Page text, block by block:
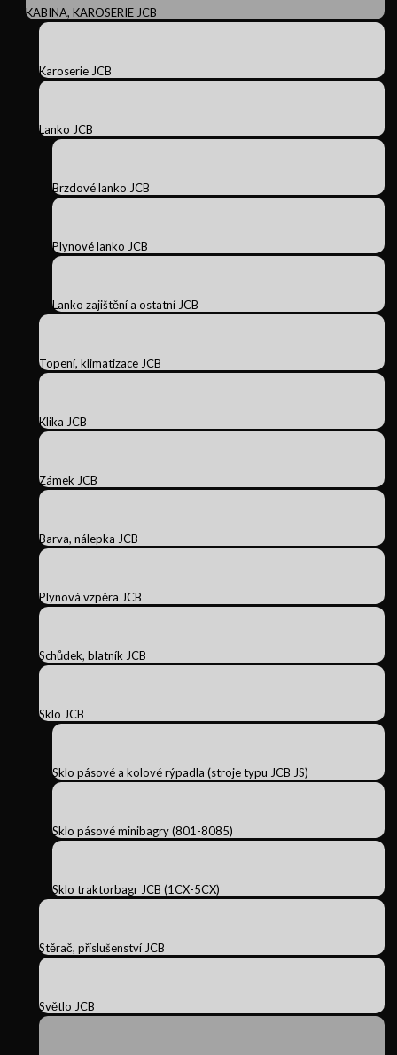
KABINA, KAROSERIE JCB
Karoserie JCB
Lanko JCB
Brzdové lanko JCB
Plynové lanko JCB
Lanko zajištění a ostatní JCB
Topení, klimatizace JCB
Klika JCB
Zámek JCB
Barva, nálepka JCB
Plynová vzpěra JCB
Schůdek, blatník JCB
Sklo JCB
Sklo pásové a kolové rýpadla (stroje typu JCB JS)
Sklo pásové minibagry (801-8085)
Sklo traktorbagr JCB (1CX-5CX)
Stěrač, příslušenství JCB
Světlo JCB